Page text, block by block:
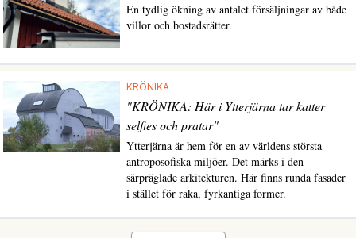
En tydlig ökning av antalet försäljningar av både
villor och bostadsrätter.
KRÖNIKA
"KRÖNIKA: Här i Ytterjärna tar katter
selfies och pratar"
Ytterjärna är hem för en av världens största
antroposofiska miljöer. Det märks i den
särpräglade arkitekturen. Här finns runda fasader
i stället för raka, fyrkantiga former.